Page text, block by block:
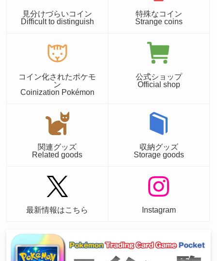
見分けづらいコイン
Difficult to distinguish
特殊なコイン
Strange coins
コイン化されたポケモ
ン
Coinization Pokémon
公式ショップ
Official shop
関連グッズ
Related goods
収納グッズ
Storage goods
最新情報はこちら Instagram